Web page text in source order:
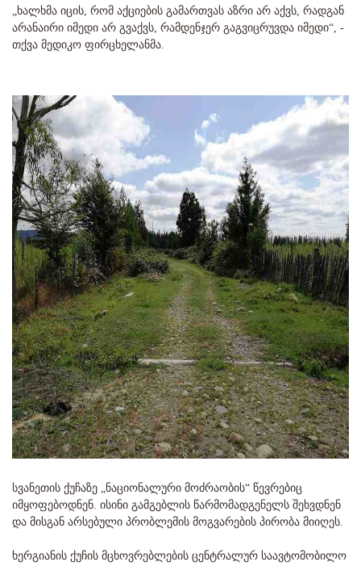
„ხალხმა იცის, რომ აქციების გამართვას აზრი არ აქვს, რადგან
არანაირი იმედი არ გვაქვს, რამდენჯერ გაგვიცრუვდა იმედი“, -
თქვა მედიკო ფირცხელანმა.
სვანეთის ქუჩაზე „ნაციონალური მოძრაობის“ წევრებიც
იმყოფებოდნენ. ისინი გამგებლის წარმომადგენელს შეხვდნენ
და მისგან არსებული პრობლემის მოგვარების პირობა მიიღეს.
ხერგიანის ქუჩის მცხოვრებლების ცენტრალურ საავტომობილო